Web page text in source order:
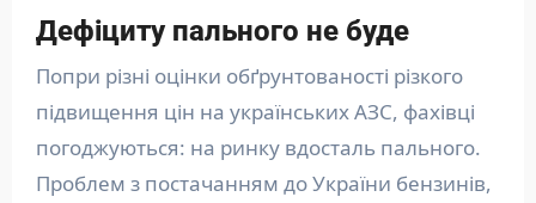
Дефіциту пального не буде
Попри різні оцінки обґрунтованості різкого
підвищення цін на українських АЗС, фахівці
погоджуються: на ринку вдосталь пального.
Проблем з постачанням до України бензинів,